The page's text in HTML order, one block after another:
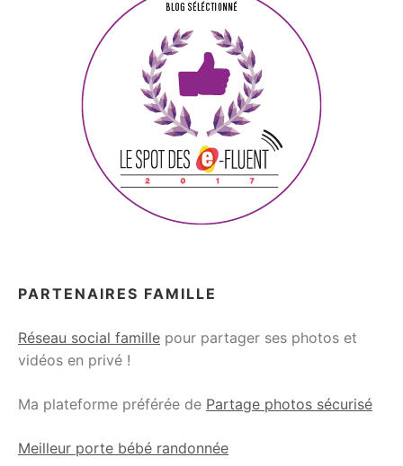
PARTENAIRES FAMILLE
Réseau social famille pour partager ses photos et
vidéos en privé !
Ma plateforme préférée de Partage photos sécurisé
Meilleur porte bébé randonnée